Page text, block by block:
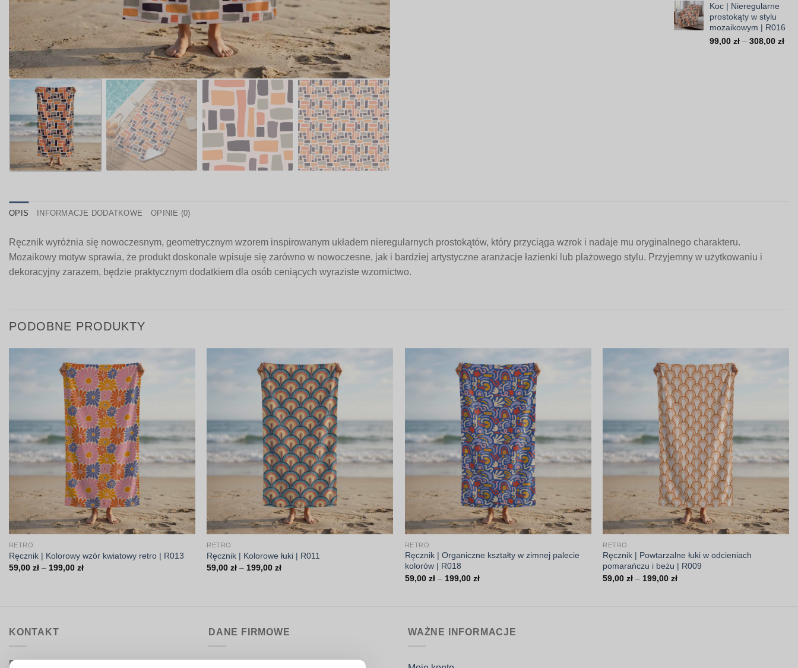
Koc | Nieregularne
prostokąty w stylu
mozaikowym | R016
99,00 zł – 308,00 zł
OPIS INFORMACJE DODATKOWE OPINIE (0)
Ręcznik wyróżnia się nowoczesnym, geometrycznym wzorem inspirowanym układem nieregularnych prostokątów, który przyciąga wzrok i nadaje mu oryginalnego charakteru.
Mozaikowy motyw sprawia, że produkt doskonale wpisuje się zarówno w nowoczesne, jak i bardziej artystyczne aranżacje łazienki lub plażowego stylu. Przyjemny w użytkowaniu i
dekoracyjny zarazem, będzie praktycznym dodatkiem dla osób ceniących wyraziste wzornictwo.
PODOBNE PRODUKTY
RETRO
Ręcznik | Kolorowy wzór kwiatowy retro | R013
59,00 zł – 199,00 złZakres
RETRO
Ręcznik | Kolorowe łuki | R011
59,00zł – 199,00złZakres
RETRO
Ręcznik | Organiczne kształty w zimnej palecie
kolorów | R018
59,00 zł – 199,00 złZakres
RETRO
Ręcznik | Powtarzalne łuki w odcieniach
pomarańczu i beżu | R009
59,00zł – 199,00złZakres
KONTAKT
Biuro obsługi:
DANE FIRMOWE WAŻNE INFORMACJE